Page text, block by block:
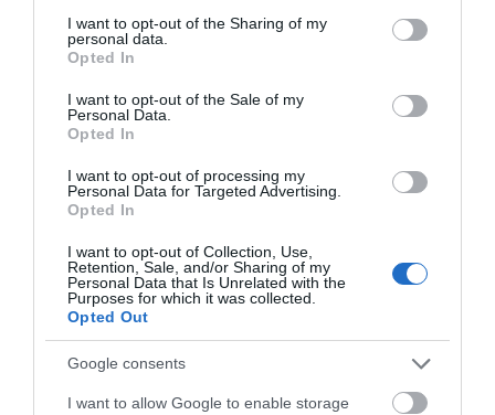
not limited to your visit or usage behaviour. You may click to
grant or deny consent to Google and its third-party tags to
use your data for below specified purposes in below Google
consent section.
I want to opt-out of the Sharing of my
personal data.
Opted In
I want to opt-out of the Sale of my
Personal Data.
Opted In
I want to opt-out of processing my
Personal Data for Targeted Advertising.
Opted In
I want to opt-out of Collection, Use,
Retention, Sale, and/or Sharing of my
Personal Data that Is Unrelated with the
Purposes for which it was collected.
Opted Out
Google consents
I want to allow Google to enable storage
07.08.2026 | 15:00